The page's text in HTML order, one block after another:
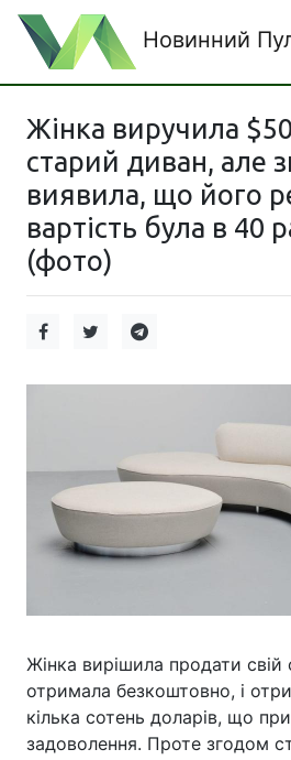
Новинний
Жінка виручила
старий диван, але
виявила, що його
вартість була в 40
(фото)
Жінка вирішила продати
отримала безкоштовно, і
кілька сотень доларів, що
задоволення. Проте згодом